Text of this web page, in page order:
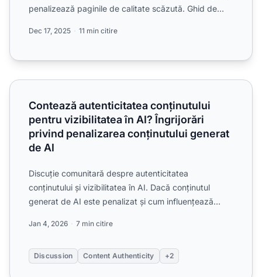
penalizează paginile de calitate scăzută. Ghid de
Dec 17, 2025 11 min citire
Contează autenticitatea conținutului pentru vizibilitatea
Contează autenticitatea conținutului
pentru vizibilitatea în AI? Îngrijorări
privind penalizarea conținutului generat
de AI
Discuție comunitară despre autenticitatea
conținutului și vizibilitatea în AI. Dacă conținutul
generat de AI este penalizat și cum influențează
Jan 4, 2026 7 min citire
Discussion Content Authenticity +2